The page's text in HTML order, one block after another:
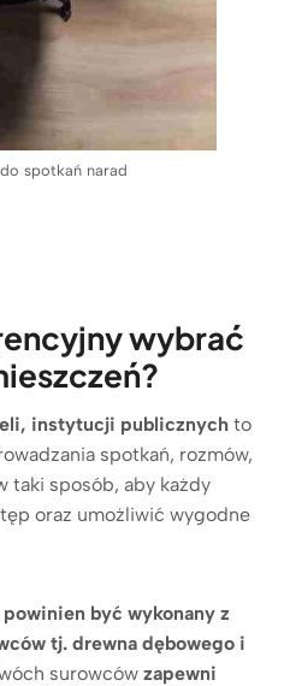
spotkań narad
wybrać
instytucji publicznych to
spotkań, rozmów,
taki sposób, aby każdy
oraz umożliwić wygodne
być wykonany z
tj. drewna dębowego i
surowców zapewni